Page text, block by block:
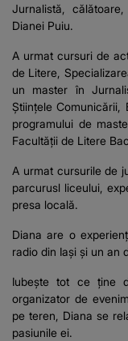
Jurnalistă,
Dianei Puiu.
A urmat cursuri de
de Litere,
un master în
Științele Comunicării,
programului de
Facultății de Litere
A urmat cursurile de
parcurusl liceului,
presa locală.
Diana are o
radio din Iași și un an
Iubește tot ce ține
organizator de
pe teren, Diana se
pasiunile ei.